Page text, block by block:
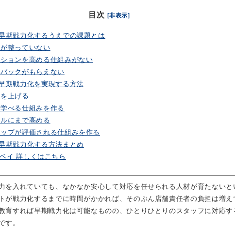
目次 [非表示]
期戦力化するうえでの課題とは
整っていない
ョンを高める仕組みがない
ックがもらえない
期戦力化を実現する方法
上げる
べる仕組みを作る
にまで高める
プが評価される仕組みを作る
期戦力化する方法まとめ
イ 詳しくはこちら
を入れていても、なかなか安心して対応を任せられる人材が育たない
が戦力化するまでに時間がかかれば、そのぶん店舗責任者の負担は増え
育すれば早期戦力化は可能なものの、ひとりひとりのスタッフに対応す
す。